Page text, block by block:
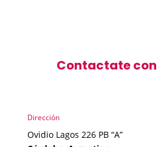
Contactate
Dirección
Ovidio Lagos 226 PB “A”